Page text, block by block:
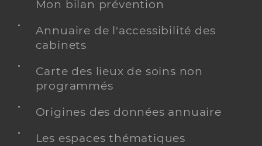
Mon bilan prévention
Annuaire de l'accessibilité des
cabinets
Carte des lieux de soins non
programmés
Origines des données annuaire
Les espaces thématiques